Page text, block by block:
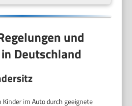
und
Deutschland
im Auto durch geeignete